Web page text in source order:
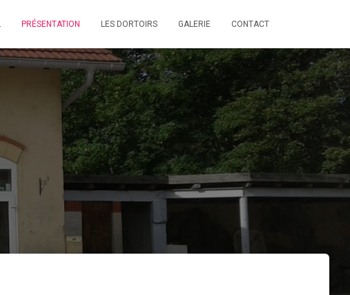
PRÉSENTATION LES DORTOIRS GALERIE CONTACT